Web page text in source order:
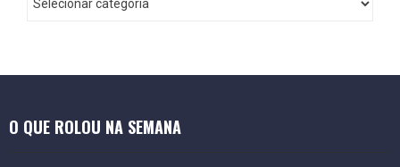
O QUE ROLOU NA SEMANA